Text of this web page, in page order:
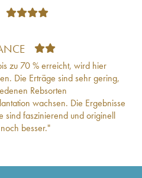
2019
Ardoisières
Améthyste
2018
de-Soucy Argile
2018
33€
de-Soucy
des) 2018
Quartz Ardoisières
112€
Schiste Ardoisières
73€
zu 70 % erreicht, wird hier
Die Erträge sind sehr gering,
Rebsorten
wachsen. Die Ergebnisse
sind faszinierend und originell
besser."